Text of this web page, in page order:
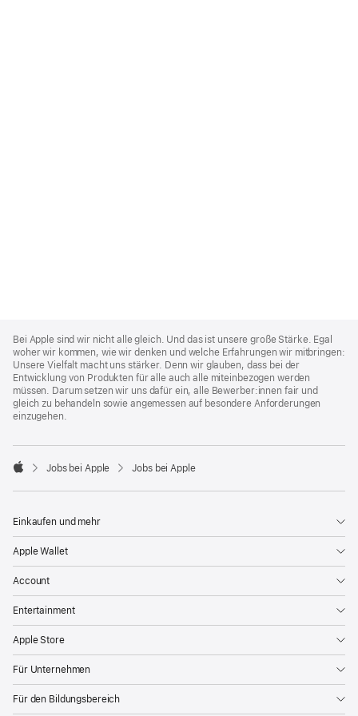
Footer
Bei Apple sind wir nicht alle gleich. Und das ist unsere große Stärke. Egal
woher wir kommen, wie wir denken und welche Erfahrungen wir mitbringen:
Unsere Vielfalt macht uns stärker. Denn wir glauben, dass bei der
Entwicklung von Produkten für alle auch alle miteinbezogen werden
müssen. Darum setzen wir uns dafür ein, alle Bewerber:innen fair und
gleich zu behandeln sowie angemessen auf besondere Anforderungen
einzugehen.

Jobs bei Apple Jobs bei Apple
Einkaufen und mehr
Apple Wallet
Account
Entertainment
Apple Store
Für Unternehmen
Für den Bildungsbereich